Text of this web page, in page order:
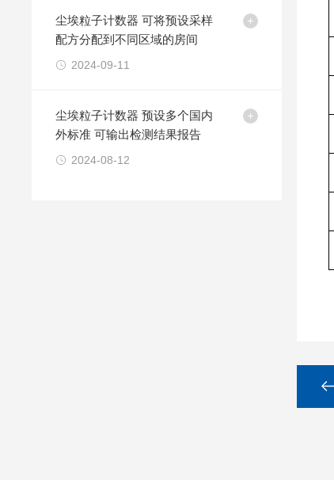
尘埃粒子计数器 可将预设采样
配方分配到不同区域的房间
2024-09-11
尘埃粒子计数器 预设多个国内
外标准 可输出检测结果报告
2024-08-12